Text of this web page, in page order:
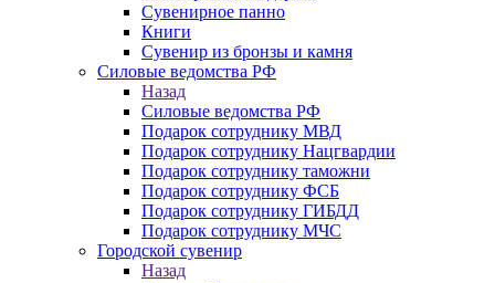
Сувенирное панно
Книги
Сувенир из бронзы и камня
Силовые ведомства РФ
Назад
Силовые ведомства РФ
Подарок сотруднику МВД
Подарок сотруднику Нацгвардии
Подарок сотруднику таможни
Подарок сотруднику ФСБ
Подарок сотруднику ГИБДД
Подарок сотруднику МЧС
Городской сувенир
Назад